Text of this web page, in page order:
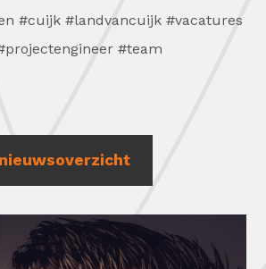
#cuijk #landvancuijk #vacatures
#team